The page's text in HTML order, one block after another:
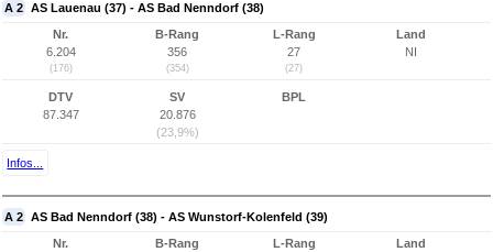
A 2 AS Lauenau (37) - AS Bad Nenndorf (38)
Nr.
6.204
(176)
B-Rang
356
(354)
L-Rang
27
(27)
Land
NI
DTV
87.347
SV
20.876
(23,9%)
BPL
Infos...
A 2 AS Bad Nenndorf (38) - AS Wunstorf-Kolenfeld (39)
Nr.
B-Rang
L-Rang
Land